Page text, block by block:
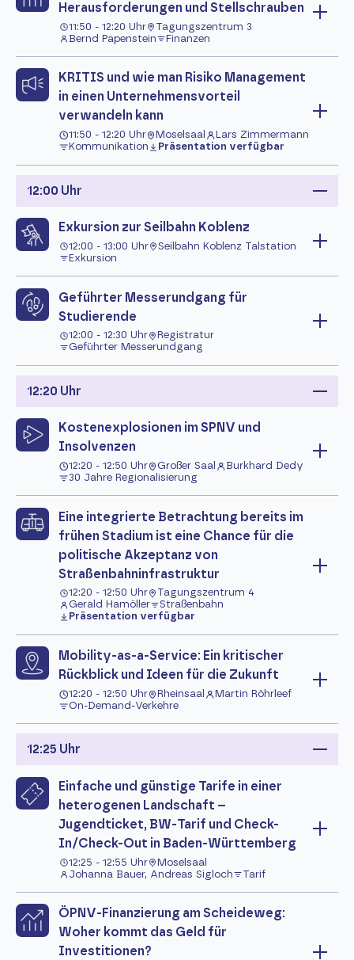
Herausforderungen und Stellschrauben
11:50 - 12:20 Uhr
Tagungszentrum 3
Bernd Papenstein
Finanzen
KRITIS und wie man Risiko Management
in einen Unternehmensvorteil
verwandeln kann
11:50 - 12:20 Uhr Moselsaal
Lars Zimmermann
Kommunikation
Präsentation verfügbar
12:00 Uhr
Exkursion zur Seilbahn Koblenz
12:00 - 13:00 Uhr
Seilbahn Koblenz Talstation
Exkursion
Geführter Messerundgang für
Studierende
12:00 - 12:30 Uhr
Registratur
Geführter Messerundgang
12:20 Uhr
Kostenexplosionen im SPNV und
Insolvenzen
12:20 - 12:50 Uhr Großer Saal
Burkhard Dedy
30 Jahre Regionalisierung
Eine integrierte Betrachtung bereits im
frühen Stadium ist eine Chance für die
politische Akzeptanz von
Straßenbahninfrastruktur
12:20 - 12:50 Uhr
Tagungszentrum 4
Gerald Hamöller
Straßenbahn
Präsentation verfügbar
Mobility-as-a-Service: Ein kritischer
Rückblick und Ideen für die Zukunft
12:20 - 12:50 Uhr Rheinsaal
Martin Röhrleef
On-Demand-Verkehre
12:25 Uhr
Einfache und günstige Tarife in einer
heterogenen Landschaft –
Jugendticket, BW-Tarif und Check-
In/Check-Out in Baden-Württemberg
12:25 - 12:55 Uhr
Moselsaal
Johanna Bauer, Andreas Sigloch
Tarif
ÖPNV-Finanzierung am Scheideweg:
Woher kommt das Geld für
Investitionen?